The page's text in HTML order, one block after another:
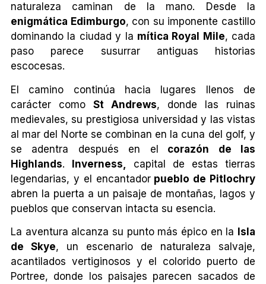
naturaleza caminan de la mano. Desde la
enigmática Edimburgo, con su imponente castillo
dominando la ciudad y la mítica Royal Mile, cada
paso parece susurrar antiguas historias
escocesas.
El camino continúa hacia lugares llenos de
carácter como St Andrews, donde las ruinas
medievales, su prestigiosa universidad y las vistas
al mar del Norte se combinan en la cuna del golf, y
se adentra después en el corazón de las
Highlands. Inverness,
capital de estas tierras
legendarias, y el encantadorpueblo de Pitlochry
abren la puerta a un paisaje de montañas, lagos y
pueblos que conservan intacta su esencia.
La aventura alcanza su punto más épico en la Isla
de Skye, un escenario de naturaleza salvaje,
acantilados vertiginosos y el colorido puerto de
Portree, donde los paisajes parecen sacados de